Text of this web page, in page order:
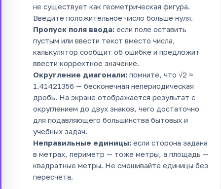
не существует как геометрическая фигура.
Введите положительное число больше нуля.
Пропуск поля ввода: если поле оставить
пустым или ввести текст вместо числа,
калькулятор сообщит об ошибке и предложит
ввести корректное значение.
Округление диагонали: помните, что √2 ≈
1.41421356 — бесконечная непериодическая
дробь. На экране отображается результат с
округлением до двух знаков, чего достаточно
для подавляющего большинства бытовых и
учебных задач.
Неправильные единицы: если сторона задана
в метрах, периметр — тоже метры, а площадь —
квадратные метры. Не смешивайте единицы без
пересчёта.